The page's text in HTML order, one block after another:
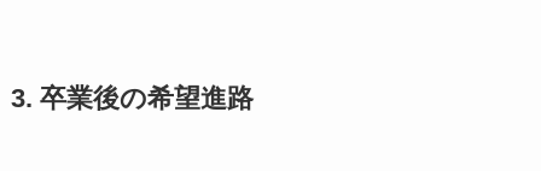
3. 卒業後の希望進路